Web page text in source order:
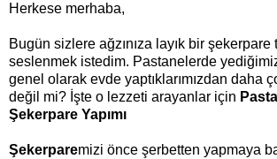
Herkese merhaba,
Bugün sizlere ağzınıza layık bir şekerpare
seslenmek istedim. Pastanelerde
genel olarak evde yaptıklarımızdan daha
değil mi? İşte o lezzeti arayanlar için
Şekerpare Yapımı
Şekerparemizi önce şerbetten yapmaya